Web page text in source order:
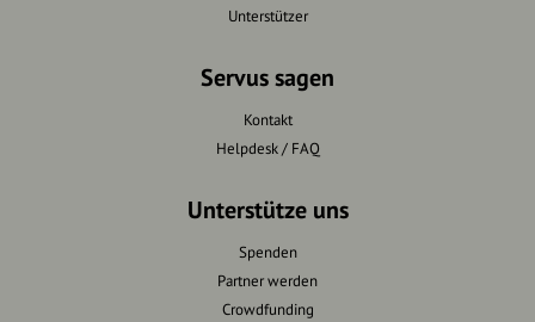
Unterstützer
Servus sagen
Kontakt
Helpdesk / FAQ
Unterstütze uns
Spenden
Partner werden
Crowdfunding